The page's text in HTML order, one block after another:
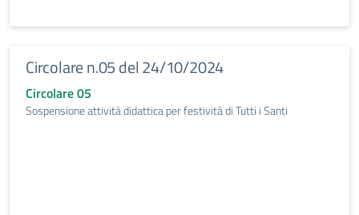
Circolare n.05 del 24/10/2024
Circolare 05
Sospensione attività didattica per festività di Tutti i Santi